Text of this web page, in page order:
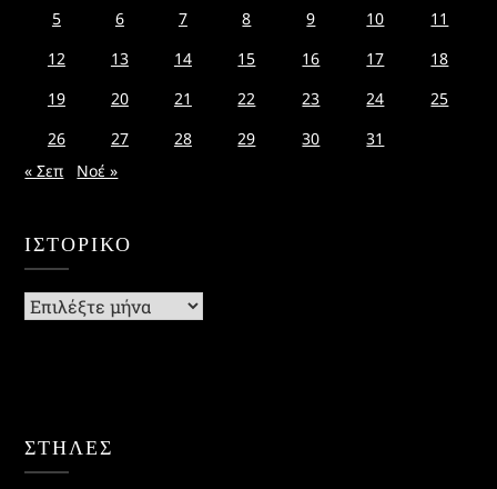
5
6 7 8 9 10
11
12
13 14 15 16 17
18
19
20 21 22 23 24
25
26
27 28 29 30
31
« Σεπ
Νοέ »
ΙΣΤΟΡΙΚΌ
Ιστορικό
ΣΤΗΛΕΣ